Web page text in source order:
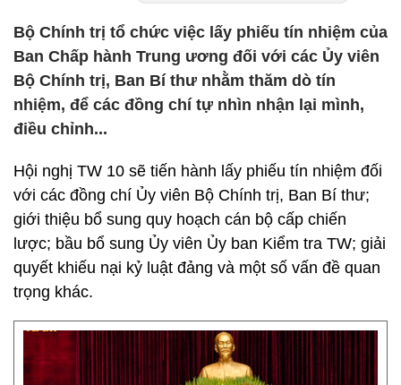
Bộ Chính trị tổ chức việc lấy phiếu tín nhiệm của
Ban Chấp hành Trung ương đối với các Ủy viên
Bộ Chính trị, Ban Bí thư nhằm thăm dò tín
nhiệm, để các đồng chí tự nhìn nhận lại mình,
điều chỉnh...
Hội nghị TW 10 sẽ tiến hành lấy phiếu tín nhiệm đối
với các đồng chí Ủy viên Bộ Chính trị, Ban Bí thư;
giới thiệu bổ sung quy hoạch cán bộ cấp chiến
lược; bầu bổ sung Ủy viên Ủy ban Kiểm tra TW; giải
quyết khiếu nại kỷ luật đảng và một số vấn đề quan
trọng khác.